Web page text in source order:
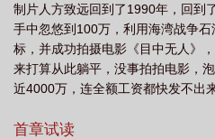
学 我是电影厂厂长作者笑三哈 我是电
长 华娱1990我是电影厂厂长笔趣阁
影厂厂长篱笆好文学香港写韩 我是电影
书 我是电影厂厂长 于飞鸿 我是电影
制片人方致远回到了1990年，回到
手中忽悠到100万，利用海湾战争
标，并成功拍摄电影《目中无人》
来打算从此躺平，没事拍拍电影，
近4000万，连全额工资都快发不出
起。
首章试读